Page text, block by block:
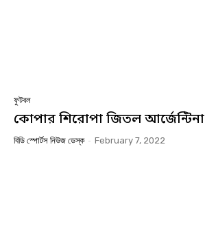
ফুটবল
কোপার শিরোপা জিতল আর্জেন্টিনা
বিডি স্পোর্টস নিউজ ডেস্ক - February 7, 2022